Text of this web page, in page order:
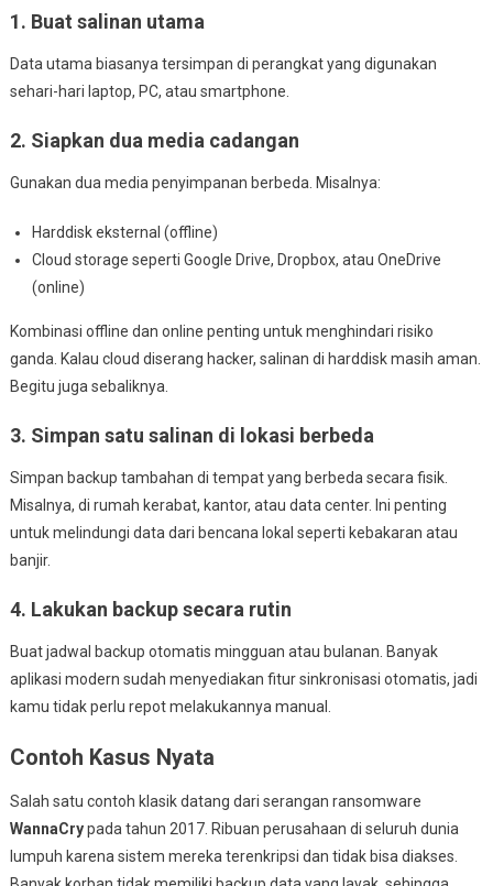
1. Buat salinan utama
Data utama biasanya tersimpan di perangkat yang digunakan
sehari-hari laptop, PC, atau smartphone.
2. Siapkan dua media cadangan
Gunakan dua media penyimpanan berbeda. Misalnya:
Harddisk eksternal (offline)
Cloud storage seperti Google Drive, Dropbox, atau OneDrive
(online)
Kombinasi offline dan online penting untuk menghindari risiko
ganda. Kalau cloud diserang hacker, salinan di harddisk masih aman.
Begitu juga sebaliknya.
3. Simpan satu salinan di lokasi berbeda
Simpan backup tambahan di tempat yang berbeda secara fisik.
Misalnya, di rumah kerabat, kantor, atau data center. Ini penting
untuk melindungi data dari bencana lokal seperti kebakaran atau
banjir.
4. Lakukan backup secara rutin
Buat jadwal backup otomatis mingguan atau bulanan. Banyak
aplikasi modern sudah menyediakan fitur sinkronisasi otomatis, jadi
kamu tidak perlu repot melakukannya manual.
Contoh Kasus Nyata
Salah satu contoh klasik datang dari serangan ransomware
WannaCrypada tahun 2017. Ribuan perusahaan di seluruh dunia
lumpuh karena sistem mereka terenkripsi dan tidak bisa diakses.